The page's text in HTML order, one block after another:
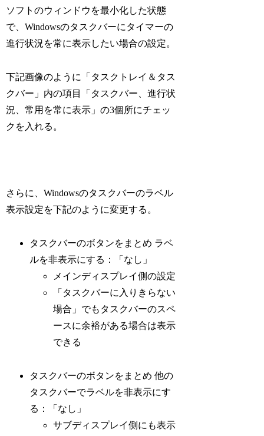
ソフトのウィンドウを最小化した状態
で、Windowsのタスクバーにタイマーの
進行状況を常に表示したい場合の設定。
下記画像のように「タスクトレイ＆タス
クバー」内の項目「タスクバー、進行状
況、常用を常に表示」の3個所にチェッ
クを入れる。
さらに、Windowsのタスクバーのラベル
表示設定を下記のように変更する。
タスクバーのボタンをまとめ ラベ
ルを非表示にする：「なし」
メインディスプレイ側の設定
「タスクバーに入りきらない
場合」でもタスクバーのスペ
ースに余裕がある場合は表示
できる
タスクバーのボタンをまとめ 他の
タスクバーでラベルを非表示にす
る：「なし」
サブディスプレイ側にも表示